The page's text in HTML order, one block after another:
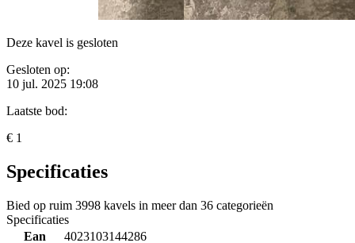
Deze kavel is gesloten
Gesloten op:
10 jul. 2025 19:08
Laatste bod:
€ 1
Specificaties
Bied op ruim 3998 kavels in meer dan 36 categorieën
Specificaties
Ean
4023103144286